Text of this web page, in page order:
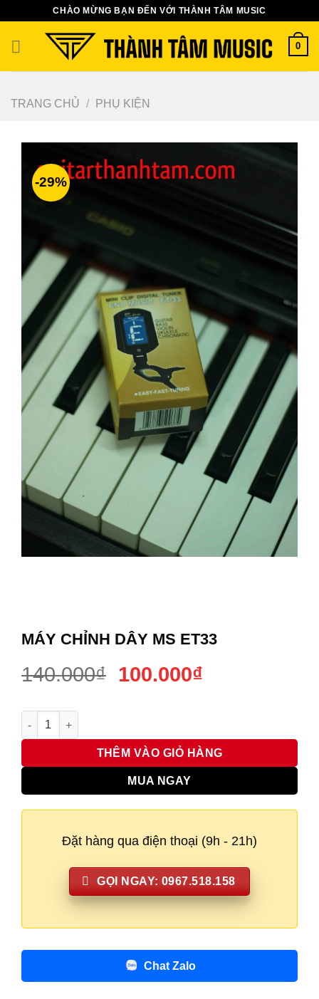
nội
CHÀO MỪNG BẠN ĐẾN VỚI THÀNH TÂM MUSIC
0
TRANG CHỦ / PHỤ KIỆN
-29%
MÁY CHỈNH DÂY MS ET33
140.000₫ Giá
140.000₫.
100.000₫Giá
là:
100.000₫.
Máy chỉnh Dây MS ET33 số lượng
THÊM VÀO GIỎ HÀNG
MUA NGAY
Đặt hàng qua điện thoại (9h - 21h)
GỌI NGAY: 0967.518.158
Chat Zalo